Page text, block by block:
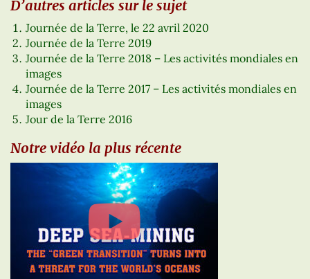
D’autres articles sur le sujet
Journée de la Terre, le 22 avril 2020
Journée de la Terre 2019
Journée de la Terre 2018 – Les activités mondiales en
images
Journée de la Terre 2017 – Les activités mondiales en
images
Jour de la Terre 2016
Notre vidéo la plus récente